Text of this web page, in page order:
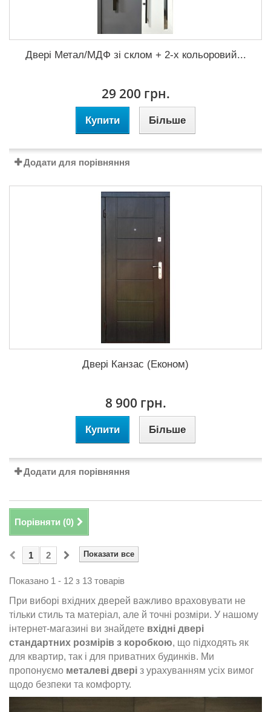
Двері Метал/МДФ зі склом + 2-х кольоровий...
29 200 грн.
Купити Більше
Додати для порівняння
Двері Канзас (Економ)
8 900 грн.
Купити Більше
Додати для порівняння
Порівняти (0)
Показати все
1 2
Показано 1 - 12 з 13 товарів
При виборі вхідних дверей важливо враховувати не
тільки стиль та матеріал, але й точні розміри. У нашому
інтернет-магазині ви знайдете вхідні двері
стандартних розмірів з коробкою, що підходять як
для квартир, так і для приватних будинків. Ми
пропонуємо металеві двері з урахуванням усіх вимог
щодо безпеки та комфорту.